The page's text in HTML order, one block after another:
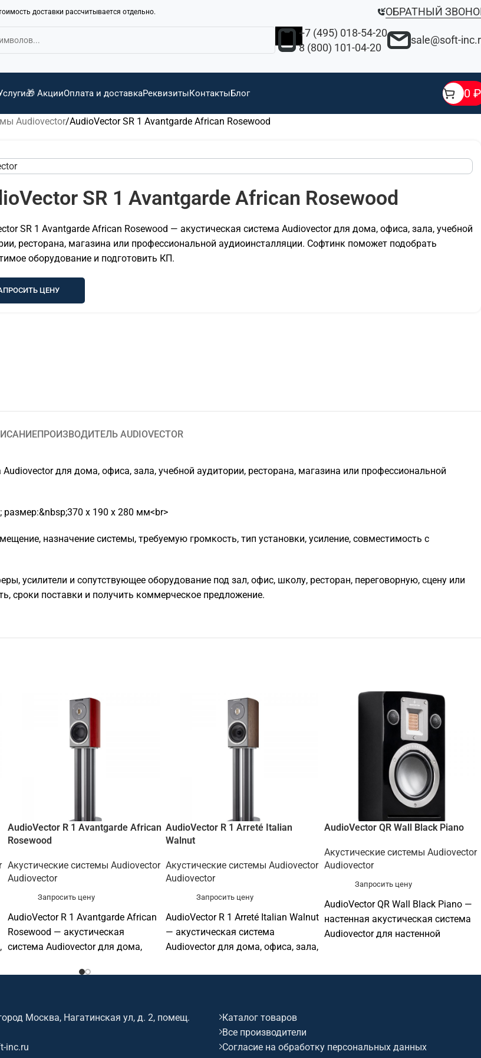
доставки рассчитывается отдельно.
ОБРАТНЫЙ
+7 (495) 018-54-20
8 (800) 101-04-20
sale@soft-
🎁 АкцииОплата и доставкаРеквизитыКонтактыБлог 0 ₽
Audiovector AudioVector SR 1 Avantgarde African Rosewood
SR 1 Avantgarde African Rosewood
SR 1 Avantgarde African Rosewood — акустическая система Audiovector для дома, офиса, зала, учебной
ресторана, магазина или профессиональной аудиоинсталляции. Софтинк поможет подобрать
оборудование и подготовить КП.
ЦЕНУ
ПРОИЗВОДИТЕЛЬ AUDIOVECTOR
для дома, офиса, зала, учебной аудитории, ресторана, магазина или профессиональной
x 190 x 280 мм<br>
назначение системы, требуемую громкость, тип установки, усиление, совместимость с
усилители и сопутствующее оборудование под зал, офис, школу, ресторан, переговорную, сцену или
сроки поставки и получить коммерческое предложение.
AudioVector R 1 Avantgarde African
Rosewood
Акустические системы Audiovector
Audiovector
Запросить цену
AudioVector R 1 Avantgarde African
Rosewood — акустическая
система Audiovector для дома,
ресторана, магазина или
поможет подобрать совместимое
AudioVector R 1 Arreté Italian
Walnut
Акустические системы Audiovector
Audiovector
Запросить цену
AudioVector R 1 Arreté Italian Walnut
— акустическая система
Audiovector для дома, офиса, зала,
магазина или профессиональной
оборудование и подготовить КП.
AudioVector QR Wall Black Piano
Акустические системы Audiovector
Audiovector
Запросить цену
AudioVector QR Wall Black Piano —
настенная акустическая система
Audiovector для настенной
общественных помещениях.
Москва, Нагатинская ул, д. 2, помещ.
inc.ru
Каталог товаров
Все производители
Согласие на обработку персональных данных